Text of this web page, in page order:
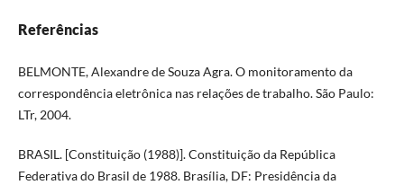
Referências
BELMONTE, Alexandre de Souza Agra. O monitoramento da
correspondência eletrônica nas relações de trabalho. São Paulo:
LTr, 2004.
BRASIL. [Constituição (1988)]. Constituição da República
Federativa do Brasil de 1988. Brasília, DF: Presidência da